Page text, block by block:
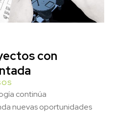
con
continúa
nuevas oportunidades